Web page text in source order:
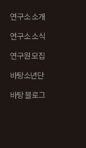
연구소 소개
연구소 소식
연구원 모집
바탕소년단
바탕 블로그